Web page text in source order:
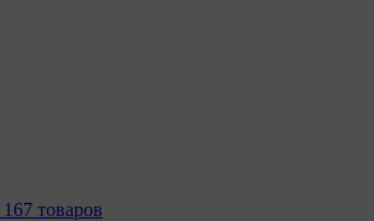
167 товаров